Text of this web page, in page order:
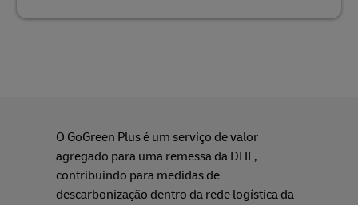
O GoGreen Plus é um serviço de valor
agregado para uma remessa da DHL,
contribuindo para medidas de
descarbonização dentro da rede logística da